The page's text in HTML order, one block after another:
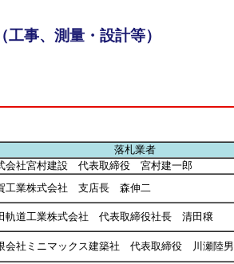
事、測量・設計等）
落札業者
会社宮村建設 代表取締役 宮村建一郎
工業株式会社 支店長 森伸二
軌道工業株式会社 代表取締役社長 清田穣
会社ミニマックス建築社 代表取締役 川瀬陸男